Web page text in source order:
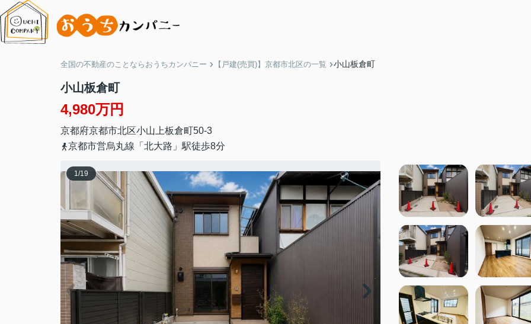
全国の不動産のことならおうちカンパニー 【戸建(売買)】京都市北区の一覧 小山板倉町
小山板倉町
4,980万円
京都府京都市北区小山上板倉町50-3
京都市営烏丸線「北大路」駅徒歩8分
1/19